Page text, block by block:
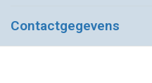
Contactgegevens